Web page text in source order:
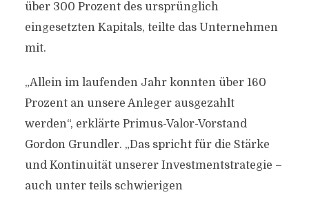
über 300 Prozent des ursprünglich
eingesetzten Kapitals, teilte das Unternehmen
mit.
„Allein im laufenden Jahr konnten über 160
Prozent an unsere Anleger ausgezahlt
werden“, erklärte Primus-Valor-Vorstand
Gordon Grundler. „Das spricht für die Stärke
und Kontinuität unserer Investmentstrategie –
auch unter teils schwierigen